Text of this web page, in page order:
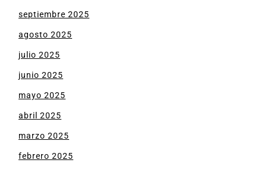
septiembre 2025
agosto 2025
julio 2025
junio 2025
mayo 2025
abril 2025
marzo 2025
febrero 2025